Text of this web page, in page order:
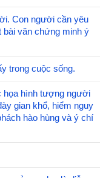
Con người cần yêu
bài văn chứng minh ý
trong cuộc sống.
họa hình tượng người
gian khổ, hiểm nguy
hào hùng và ý chí